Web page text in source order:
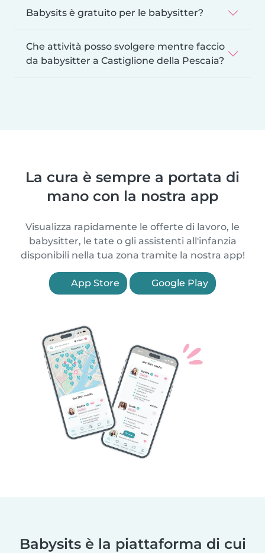
Babysits è gratuito per le babysitter?
Che attività posso svolgere mentre faccio
da babysitter a Castiglione della Pescaia?
La cura è sempre a portata di
mano con la nostra app
Visualizza rapidamente le offerte di lavoro, le
babysitter, le tate o gli assistenti all'infanzia
disponibili nella tua zona tramite la nostra app!
App Store Google Play
Babysits è la piattaforma di cui